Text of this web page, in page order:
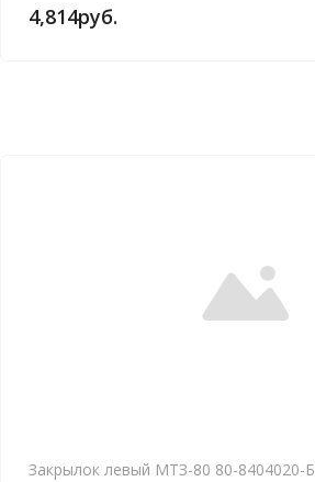
4,814руб.
Закрылок левый МТЗ-80 80-8404020-Б